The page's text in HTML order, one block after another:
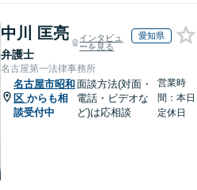
中川 匡亮
弁護士
インタビュ
ーを見る
愛知県
名古屋第一法律事務所
名古屋市昭和
区 からも相
談受付中
面談方法(対面・
電話・ビデオな
ど)は応相談
営業時
間：本日
定休日